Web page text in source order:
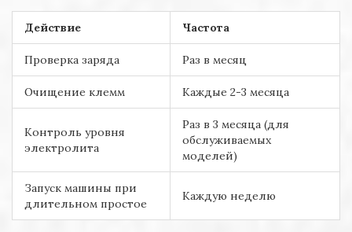
Действие Частота
Проверка заряда Раз в месяц
Очищение клемм Каждые 2-3 месяца
Контроль уровня
электролита
Раз в 3 месяца (для
обслуживаемых
моделей)
Запуск машины при
длительном простое
Каждую неделю